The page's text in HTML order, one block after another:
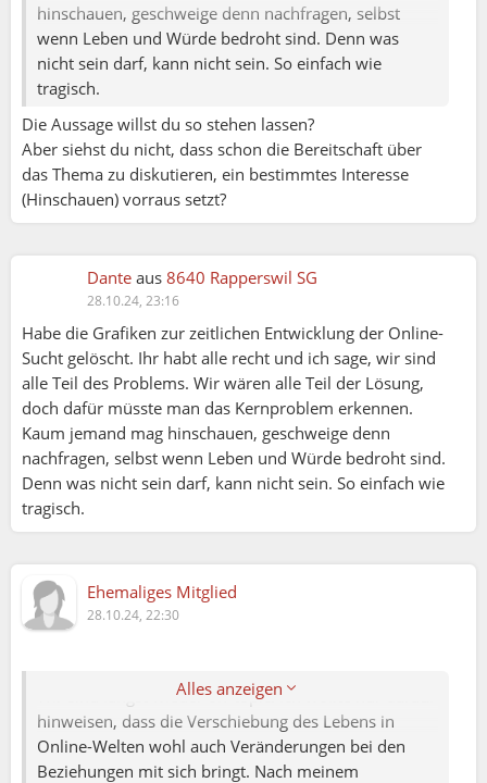
hinschauen, geschweige denn nachfragen, selbst
wenn Leben und Würde bedroht sind. Denn was
nicht sein darf, kann nicht sein. So einfach wie
tragisch.
Die Aussage willst du so stehen lassen?
Aber siehst du nicht, dass schon die Bereitschaft über
das Thema zu diskutieren, ein bestimmtes Interesse
(Hinschauen) vorraus setzt?
Dante aus 8640 Rapperswil SG
28.10.24, 23:16
Habe die Grafiken zur zeitlichen Entwicklung der Online-
Sucht gelöscht. Ihr habt alle recht und ich sage, wir sind
alle Teil des Problems. Wir wären alle Teil der Lösung,
doch dafür müsste man das Kernproblem erkennen.
Kaum jemand mag hinschauen, geschweige denn
nachfragen, selbst wenn Leben und Würde bedroht sind.
Denn was nicht sein darf, kann nicht sein. So einfach wie
tragisch.
Ehemaliges Mitglied
28.10.24, 22:30
Alles anzeigen
Petra:
"Zeitvertreib", welch furchtbar Wort.
Dante, gibt es auch absolute Zahlen, wie viel Zeit
jeweils vertrieben wurde? Immerhin ist die Frei-
Zeit über die Jahrzehnte deutlich gestiegen.
:)
Was ändern absolute Zahlen ? Ich bitte um etwas
weniger Wissenschaftsgläubigkeit und stattdessen
Grafiken kann man als Visualisierung von Trends
benutzen. Die Zeitaufteilung ist konkret für JEDEN
anders. Zum Glück können wir unsere Zeit selbst
Wir sind längst wieder off-topic. Ich wollte nur darauf
hinweisen, dass die Verschiebung des Lebens in
Online-Welten wohl auch Veränderungen bei den
Beziehungen mit sich bringt. Nach meinem